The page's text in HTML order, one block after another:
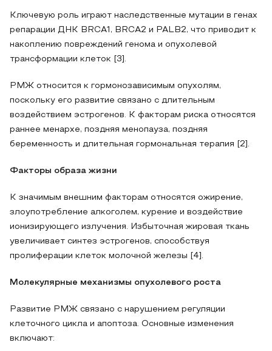
Ключевую роль играют наследственные мутации в генах
репарации ДНК BRCA1, BRCA2 и PALB2, что приводит к
накоплению повреждений генома и опухолевой
трансформации клеток [3].
РМЖ относится к гормонозависимым опухолям,
поскольку его развитие связано с длительным
воздействием эстрогенов. К факторам риска относятся
раннее менархе, поздняя менопауза, поздняя
беременность и длительная гормональная терапия [2].
Факторы образа жизни
К значимым внешним факторам относятся ожирение,
злоупотребление алкоголем, курение и воздействие
ионизирующего излучения. Избыточная жировая ткань
увеличивает синтез эстрогенов, способствуя
пролиферации клеток молочной железы [4].
Молекулярные механизмы опухолевого роста
Развитие РМЖ связано с нарушением регуляции
клеточного цикла и апоптоза. Основные изменения
включают: